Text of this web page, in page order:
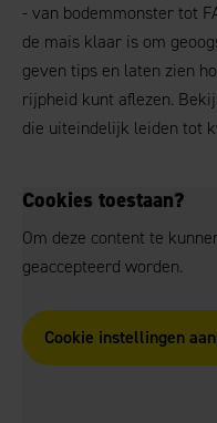
- van bodemmonster tot
de mais klaar is om
geven tips en laten zien
rijpheid kunt aflezen.
die uiteindelijk leiden tot
Cookies toestaan?
Om deze content te
geaccepteerd worden.
Cookie instellingen